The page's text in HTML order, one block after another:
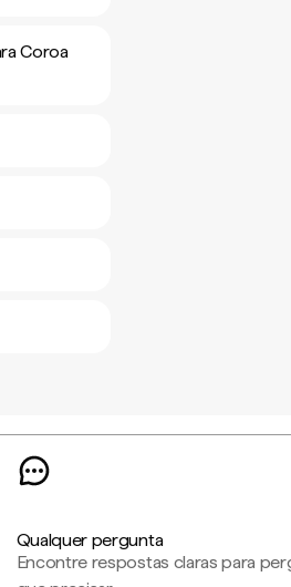
Coroa
Qualquer pergunta
Encontre respostas claras para